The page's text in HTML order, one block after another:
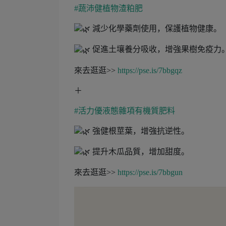
#蔬沛健植物渣粕肥
減少化學藥劑使用，保護植物健康。
促進土壤養分吸收，增強果樹免疫力
來去逛逛>> https://pse.is/7bbgqz
＋
#活力優液態雜項有機質肥料
強健根莖葉，增強抗逆性。
提升木瓜品質，增加甜度。
來去逛逛>> https://pse.is/7bbgun